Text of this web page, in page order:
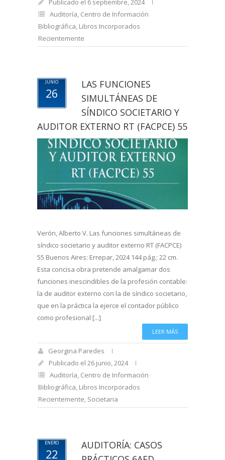
Publicado el 6 septiembre, 2024
Auditoría, Centro de Información
Bibliográfica, Libros Incorporados
Recientemente
JUNIO
26
LAS FUNCIONES
SIMULTÁNEAS DE
SÍNDICO SOCIETARIO Y
AUDITOR EXTERNO RT (FACPCE) 55
Verón, Alberto V. Las funciones simultáneas de
síndico societario y auditor externo RT (FACPCE)
55 Buenos Aires: Errepar, 2024 144 pág.; 22 cm.
Esta concisa obra pretende amalgamar dos
funciones inescindibles de la profesión contable:
la de auditor externo con la de síndico societario,
que en la práctica la ejerce el contador público
como profesional [...]
LEER MÁS
Georgina Paredes
Publicado el 26 junio, 2024
Auditoría, Centro de Información
Bibliográfica, Libros Incorporados
Recientemente, Societaria
ENERO
22
AUDITORÍA: CASOS